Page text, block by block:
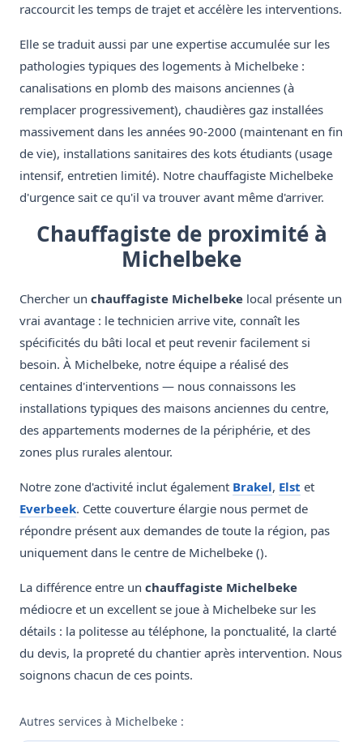
raccourcit les temps de trajet et accélère les interventions.
Elle se traduit aussi par une expertise accumulée sur les
pathologies typiques des logements à Michelbeke :
canalisations en plomb des maisons anciennes (à
remplacer progressivement), chaudières gaz installées
massivement dans les années 90-2000 (maintenant en fin
de vie), installations sanitaires des kots étudiants (usage
intensif, entretien limité). Notre chauffagiste Michelbeke
d'urgence sait ce qu'il va trouver avant même d'arriver.
Chauffagiste de proximité à
Michelbeke
Chercher un chauffagiste Michelbeke local présente un
vrai avantage : le technicien arrive vite, connaît les
spécificités du bâti local et peut revenir facilement si
besoin. À Michelbeke, notre équipe a réalisé des
centaines d'interventions — nous connaissons les
installations typiques des maisons anciennes du centre,
des appartements modernes de la périphérie, et des
zones plus rurales alentour.
Notre zone d'activité inclut également Brakel, Elst et
Everbeek. Cette couverture élargie nous permet de
répondre présent aux demandes de toute la région, pas
uniquement dans le centre de Michelbeke ().
La différence entre un chauffagiste Michelbeke
médiocre et un excellent se joue à Michelbeke sur les
détails : la politesse au téléphone, la ponctualité, la clarté
du devis, la propreté du chantier après intervention. Nous
soignons chacun de ces points.
Autres services à Michelbeke :